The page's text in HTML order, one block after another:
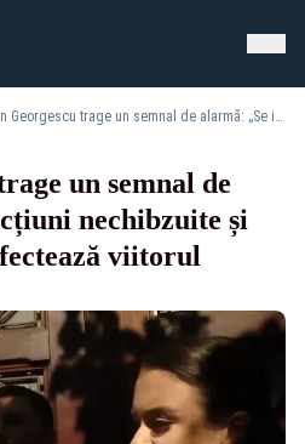
Călin Georgescu trage un semnal de alarmă: „Se iau acțiuni nechibzuite și distructive care afectează viitorul României”
un semnal de
nechibzuite și
viitorul